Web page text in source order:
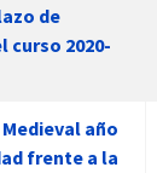
de
curso 2020-
año
frente a la